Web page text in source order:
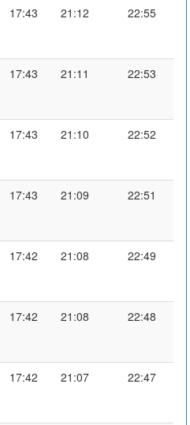
17:43 21:12 22:55
17:43 21:11 22:53
17:43 21:10 22:52
17:43 21:09 22:51
17:42 21:08 22:49
17:42 21:08 22:48
17:42 21:07 22:47